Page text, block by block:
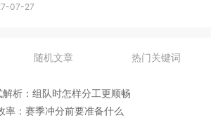
07-27
随机文章 热门关键词
解析：组队时怎样分工更顺畅
率：赛季冲分前要准备什么